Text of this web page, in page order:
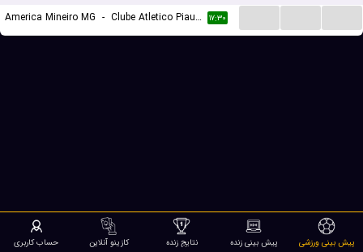
America Mineiro MG - Clube Atletico Piauiense ۱۷:۳۰
پیش بینی ورزشی پیش بینی زنده نتایج زنده کازینو آنلاین حساب کاربری